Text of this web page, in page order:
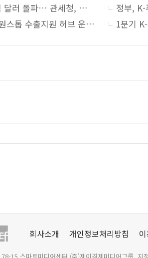
K-푸드 수출 100억 달러 돌파… 관세청, 통관·품목 분류 지원 강화
농식품부, K-푸드 원스톱 수출지원 허브 운영…수출기업 상담 강화
회사소개 개인정보처리방침